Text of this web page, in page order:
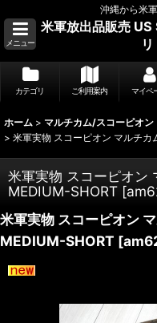
沖縄から米
メニュー
米軍放出品販売
カテゴリ ご利用案内 マイペ
ホーム > マルチカム/スコーピオン
> 米軍実物 スコーピオン マルチ
米軍実物 スコーピオ
MEDIUM-SHORT [
米軍実物 スコーピオン
MEDIUM-SHORT [